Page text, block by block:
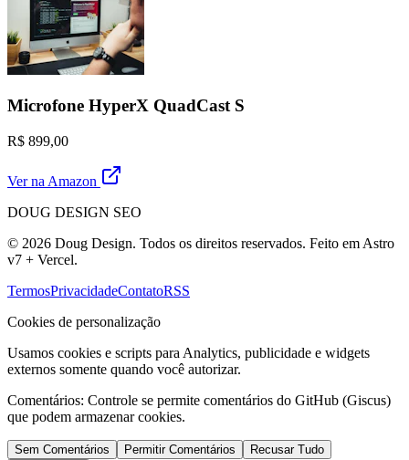
Microfone HyperX QuadCast S
R$ 899,00
Ver na Amazon
DOUG DESIGN SEO
© 2026 Doug Design. Todos os direitos reservados. Feito em Astro
v7 + Vercel.
TermosPrivacidadeContatoRSS
Cookies de personalização
Usamos cookies e scripts para Analytics, publicidade e widgets
externos somente quando você autorizar.
Comentários: Controle se permite comentários do GitHub (Giscus)
que podem armazenar cookies.
Sem Comentários Permitir Comentários
Recusar Tudo